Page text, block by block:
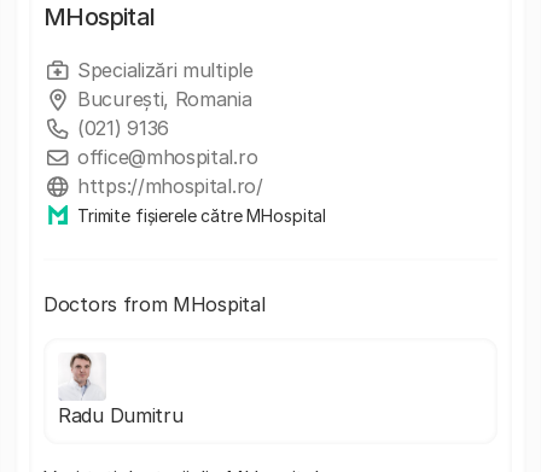
MHospital
Specializări multiple
București, Romania
(021) 9136
office@mhospital.ro
https://mhospital.ro/
Trimite fișierele către MHospital
Doctors from MHospital
Radu Dumitru